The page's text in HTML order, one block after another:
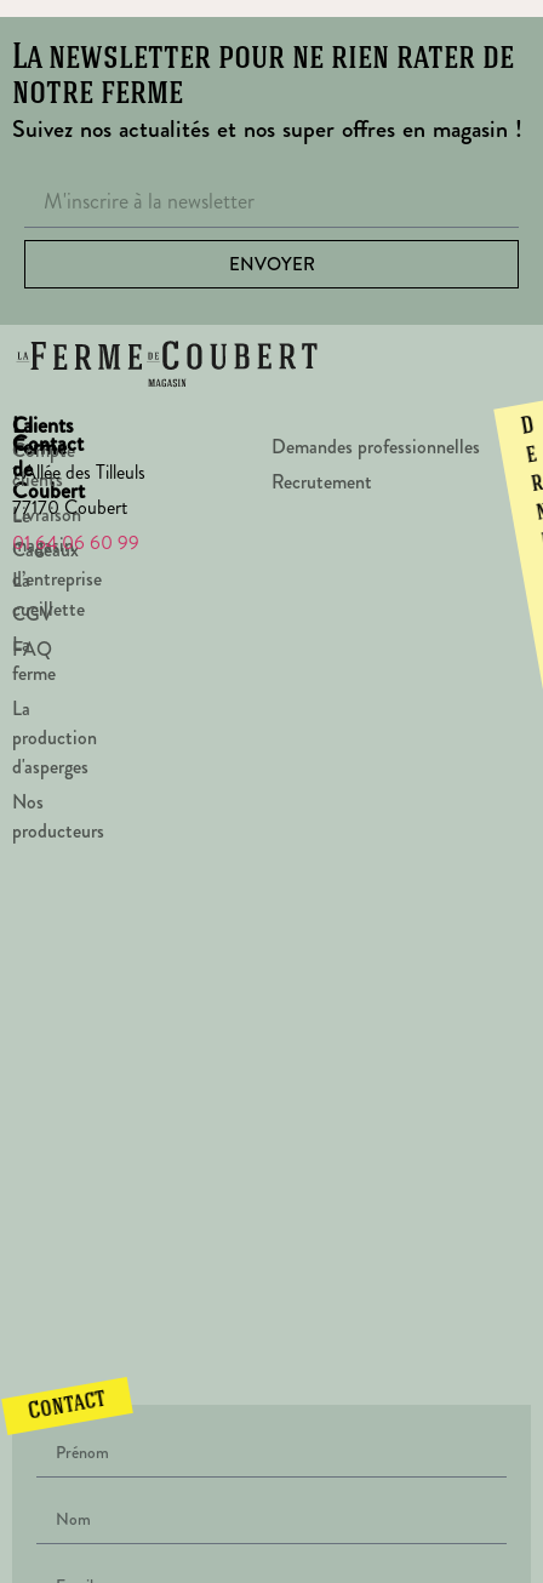
La newsletter pour ne rien rater de
notre ferme
Suivez nos actualités et nos super offres en magasin !
ENVOYER
La
Ferme
de
Coubert
Le
magasin
La
cueillette
La
ferme
La
production
d'asperges
Nos
producteurs
Clients
Compte
clients
Livraison
Cadeaux
d’entreprise
CGV
FAQ
Contact
1 Allée des Tilleuls
77170 Coubert
01 64 06 60 99
Demandes professionnelles
Recrutement
D
e
Contact